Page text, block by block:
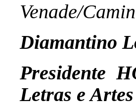
Venade/
Diamantino
Presidente
Letras e